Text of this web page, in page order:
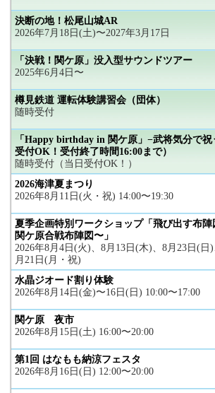
決断の地！松尾山城AR
2026年7月18日(土)〜2027年3月17日
「決戦！関ケ原」没入型サウンドツアー
2025年6月4日〜
樽見鉄道 運転体験講習会（団体）
随時受付
「Happy birthday in 関ケ原」−武将気分で祝
受付OK！受付終了時間16:00まで）
随時受付（当日受付OK！）
2026海津夏まつり
2026年8月11日(火・祝) 14:00〜19:30
夏季企画特別ワークショップ「飛び出す布
関ケ原合戦布陣図〜」
2026年8月4日(火)、8月13日(木)、8月23日(日
月21日(月・祝)
水晶ジオード割り体験
2026年8月14日(金)〜16日(日) 10:00〜17:00
関ケ原 夜市
2026年8月15日(土) 16:00〜20:00
第1回 はなもも納涼フェスタ
2026年8月16日(日) 12:00〜20:00